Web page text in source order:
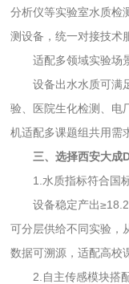
分析仪等实验室水质检
测设备，统一对接技术
适配多领域实验场
设备出水水质可满足
验、医院生化检测、电
机适配多课题组共用需
三、选择西安大成
1.水质指标符合国标
设备稳定产出
可分层供给不同实验，
数据可溯源，适配高校
2.自主传感模块搭配